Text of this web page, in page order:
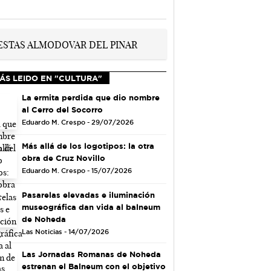
LEIDO EN "CULTURA"
La ermita perdida que dio nombre
al Cerro del Socorro
Eduardo M. Crespo - 29/07/2026
Más allá de los logotipos: la otra
obra de Cruz Novillo
Eduardo M. Crespo - 15/07/2026
Pasarelas elevadas e iluminación
museográfica dan vida al balneum
de Noheda
Las Noticias - 14/07/2026
Las Jornadas Romanas de Noheda
estrenan el Balneum con el objetivo